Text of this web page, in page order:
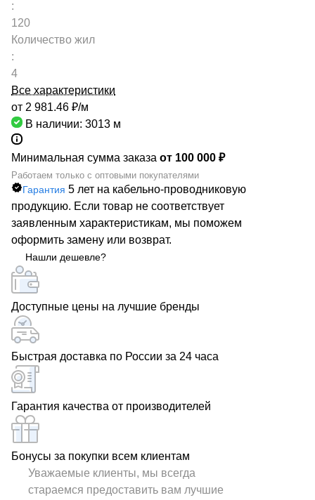
:
120
Количество жил
:
4
Все характеристики
от 2 981.46 ₽/м
В наличии: 3013 м
Минимальная сумма заказа от 100 000 ₽
Работаем только с оптовыми покупателями
Гарантия 5 лет на кабельно-проводниковую
продукцию. Если товар не соответствует
заявленным характеристикам, мы поможем
оформить замену или возврат.
Нашли дешевле?
Доступные цены на лучшие бренды
Быстрая доставка по России за 24 часа
Гарантия качества от производителей
Бонусы за покупки всем клиентам
Уважаемые клиенты, мы всегда
стараемся предоставить вам лучшие